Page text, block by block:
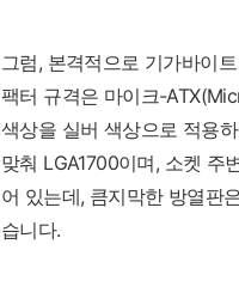
그럼, 본격적으로 기가바이
팩터 규격은 마이크-
색상을 실버 색상으로 적용
맞춰 LGA1700이며, 소켓 주
어 있는데, 큼지막한 방열판
습니다.